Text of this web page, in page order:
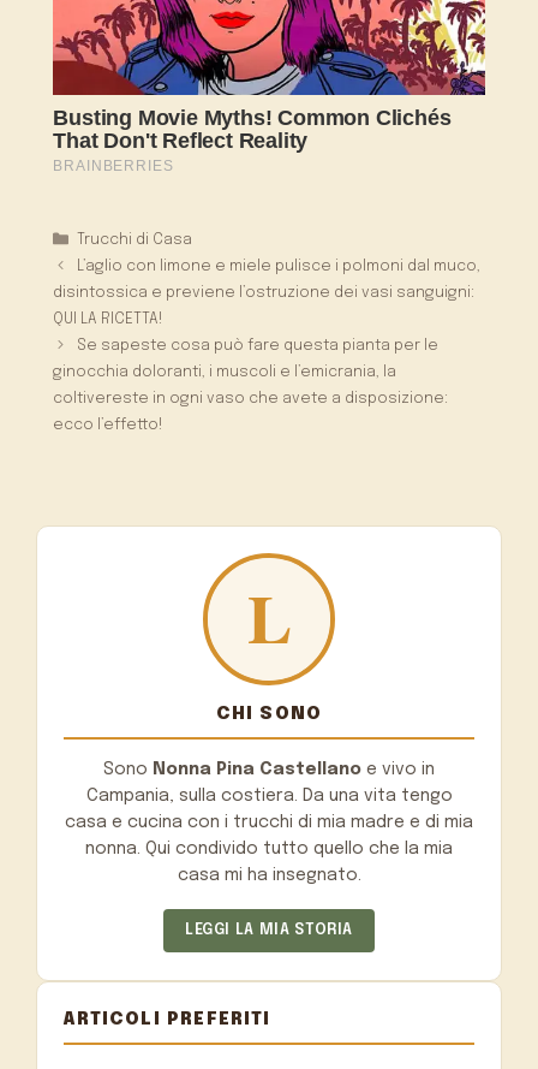
Categorie
Trucchi di Casa
L’aglio con limone e miele pulisce i polmoni dal muco,
disintossica e previene l’ostruzione dei vasi sanguigni:
QUI LA RICETTA!
Se sapeste cosa può fare questa pianta per le
ginocchia doloranti, i muscoli e l’emicrania, la
coltivereste in ogni vaso che avete a disposizione:
ecco l’effetto!
CHI SONO
Sono Nonna Pina Castellano e vivo in
Campania, sulla costiera. Da una vita tengo
casa e cucina con i trucchi di mia madre e di mia
nonna. Qui condivido tutto quello che la mia
casa mi ha insegnato.
LEGGI LA MIA STORIA
ARTICOLI PREFERITI